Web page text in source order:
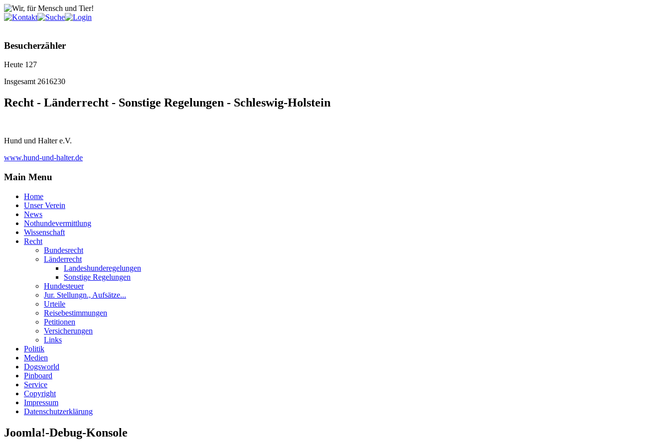
Besucherzähler
Heute 127
Insgesamt2616230
Recht - Länderrecht - Sonstige Regelungen - Schleswig-Holstein
Hund und Halter e.V.
www.hund-und-halter.de
Main Menu
Home
Unser Verein
News
Nothundevermittlung
Wissenschaft
Recht
Bundesrecht
Länderrecht
Landeshunderegelungen
Sonstige Regelungen
Hundesteuer
Jur. Stellungn., Aufsätze...
Urteile
Reisebestimmungen
Petitionen
Versicherungen
Links
Politik
Medien
Dogsworld
Pinboard
Service
Copyright
Impressum
Datenschutzerklärung
Joomla!-Debug-Konsole